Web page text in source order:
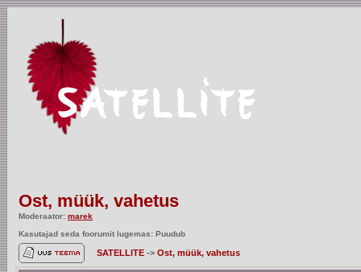
Ost, müük, vahetus
Moderaator: marek
Kasutajad seda foorumit lugemas: Puudub
SATELLITE -> Ost, müük, vahetus